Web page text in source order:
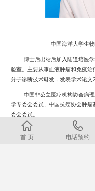
中国海洋大学生
博士后出站后加入陆道培医
验室。主要从事血液肿瘤和免疫
分子诊断技术研发，发表学术论文
中国非公立医疗机构协会病
学专委会委员、中国抗癌协会肿
委会委员。
首 页 电话预约